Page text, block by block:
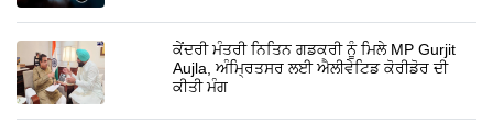
ਕੇਂਦਰੀ ਮੰਤਰੀ ਨਿਤਿਨ ਗਡਕਰੀ ਨੂੰ ਮਿਲੇ MP Gurjit
Aujla, ਅੰਮ੍ਰਿਤਸਰ ਲਈ ਐਲੀਵੇਟਿਡ ਕੋਰੀਡੋਰ ਦੀ
ਕੀਤੀ ਮੰਗ